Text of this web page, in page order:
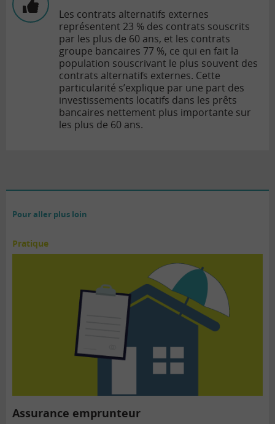
Les contrats alternatifs externes
représentent 23 % des contrats souscrits
par les plus de 60 ans, et les contrats
groupe bancaires 77 %, ce qui en fait la
population souscrivant le plus souvent des
contrats alternatifs externes. Cette
particularité s’explique par une part des
investissements locatifs dans les prêts
bancaires nettement plus importante sur
les plus de 60 ans.
Pour aller plus loin
Pratique
Assurance emprunteur